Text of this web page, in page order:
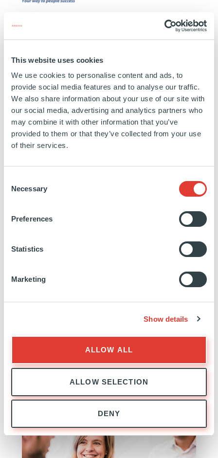
This website uses cookies
We use cookies to personalise content and ads, to
provide social media features and to analyse our traffic.
We also share information about your use of our site with
our social media, advertising and analytics partners who
may combine it with other information that you’ve
provided to them or that they’ve collected from your use
of their services.
Selection
Necessary
Preferences
Statistics
Marketing
Show details
ALLOW ALL
ALLOW SELECTION
DENY
HR Path
INVESTISSEMENT03 JUILLET 2024
Services aux entreprises
INVESTISSEMENT
EXPANSION
EXPERTISE